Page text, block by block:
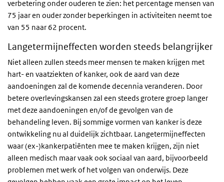
verbetering onder ouderen te zien: het percentage mensen van
75 jaar en ouder zonder beperkingen in activiteiten neemt toe
van 55 naar 62 procent.
Langetermijneffecten worden steeds belangrijker
Niet alleen zullen steeds meer mensen te maken krijgen met
hart- en vaatziekten of kanker, ook de aard van deze
aandoeningen zal de komende decennia veranderen. Door
betere overlevingskansen zal een steeds grotere groep langer
met deze aandoeningen en/of de gevolgen van de
behandeling leven. Bij sommige vormen van kanker is deze
ontwikkeling nu al duidelijk zichtbaar. Langetermijneffecten
waar (ex-)kankerpatiënten mee te maken krijgen, zijn niet
alleen medisch maar vaak ook sociaal van aard, bijvoorbeeld
problemen met werk of het volgen van onderwijs. Deze